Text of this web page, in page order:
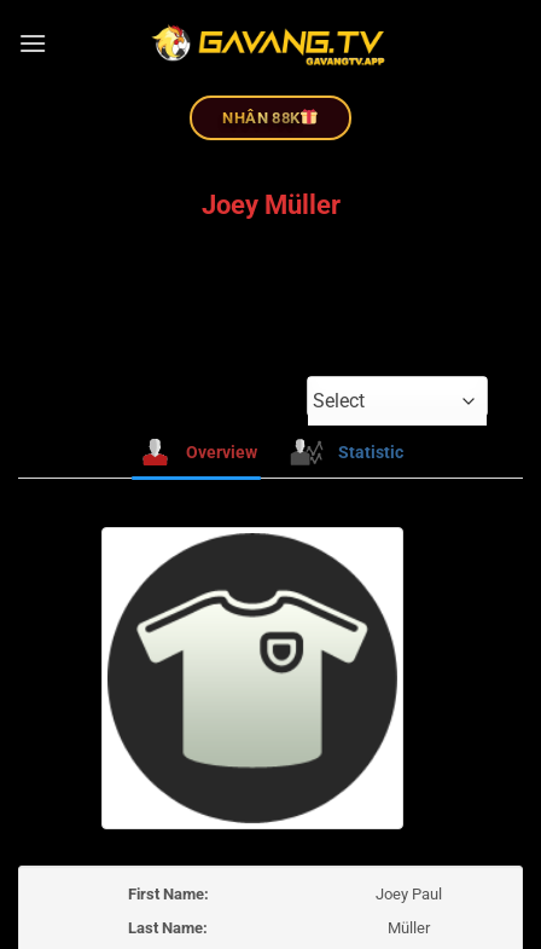
NHÂN 88K
Joey Müller
Select
Overview Statistic
First Name:
Joey Paul
Last Name:
Müller